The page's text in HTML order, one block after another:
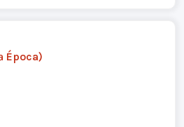
Época)